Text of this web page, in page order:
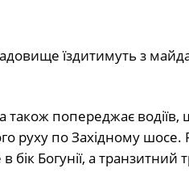
їздитимуть з
також попереджає
руху по Західному шосе.
бік Богунії, а